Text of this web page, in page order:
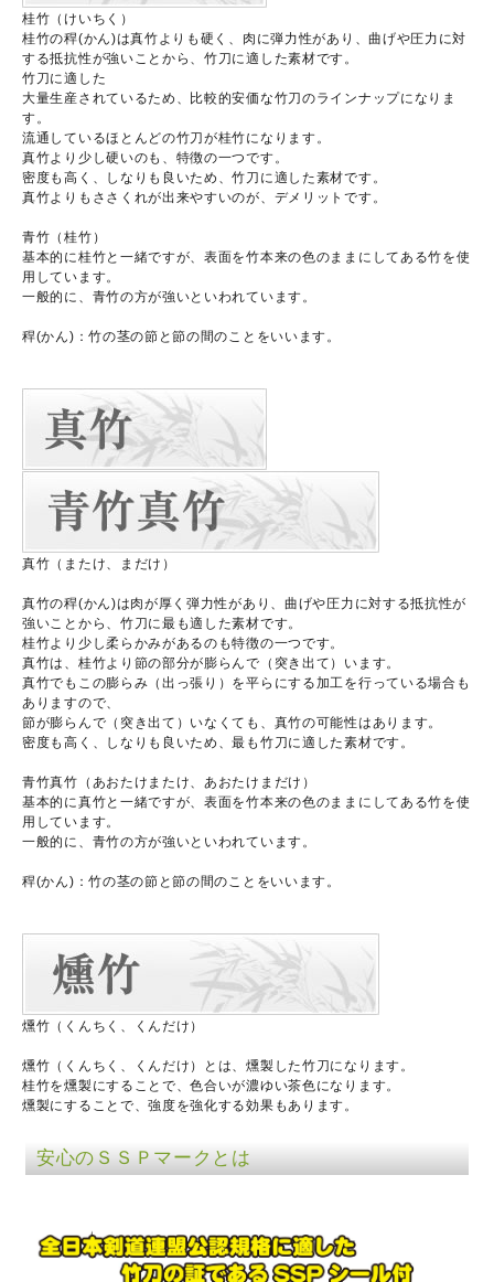
桂竹（けいちく）
桂竹の稈(かん)は真竹よりも硬く、肉に弾力性があり、曲げや圧力に対
する抵抗性が強いことから、竹刀に適した素材です。
竹刀に適した
大量生産されているため、比較的安価な竹刀のラインナップになりま
す。
流通しているほとんどの竹刀が桂竹になります。
真竹より少し硬いのも、特徴の一つです。
密度も高く、しなりも良いため、竹刀に適した素材です。
真竹よりもささくれが出来やすいのが、デメリットです。
青竹（桂竹）
基本的に桂竹と一緒ですが、表面を竹本来の色のままにしてある竹を使
用しています。
一般的に、青竹の方が強いといわれています。
稈(かん)：竹の茎の節と節の間のことをいいます。
真竹（またけ、まだけ）
真竹の稈(かん)は肉が厚く弾力性があり、曲げや圧力に対する抵抗性が
強いことから、竹刀に最も適した素材です。
桂竹より少し柔らかみがあるのも特徴の一つです。
真竹は、桂竹より節の部分が膨らんで（突き出て）います。
真竹でもこの膨らみ（出っ張り）を平らにする加工を行っている場合も
ありますので、
節が膨らんで（突き出て）いなくても、真竹の可能性はあります。
密度も高く、しなりも良いため、最も竹刀に適した素材です。
青竹真竹（あおたけまたけ、あおたけまだけ）
基本的に真竹と一緒ですが、表面を竹本来の色のままにしてある竹を使
用しています。
一般的に、青竹の方が強いといわれています。
稈(かん)：竹の茎の節と節の間のことをいいます。
燻竹（くんちく、くんだけ）
燻竹（くんちく、くんだけ）とは、燻製した竹刀になります。
桂竹を燻製にすることで、色合いが濃ゆい茶色になります。
燻製にすることで、強度を強化する効果もあります。
安心のＳＳＰマークとは